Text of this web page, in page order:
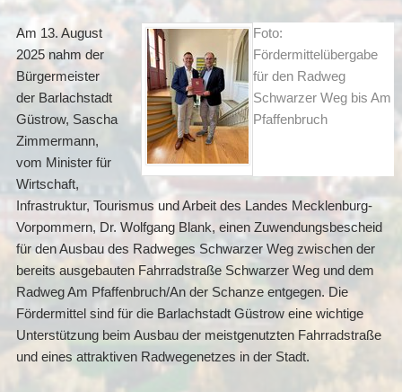
Foto:
Fördermittelübergabe
für den Radweg
Schwarzer Weg bis Am
Pfaffenbruch
Am 13. August
2025 nahm der
Bürgermeister
der Barlachstadt
Güstrow, Sascha
Zimmermann,
vom Minister für
Wirtschaft,
Infrastruktur, Tourismus und Arbeit des Landes Mecklenburg-
Vorpommern, Dr. Wolfgang Blank, einen Zuwendungsbescheid
für den Ausbau des Radweges Schwarzer Weg zwischen der
bereits ausgebauten Fahrradstraße Schwarzer Weg und dem
Radweg Am Pfaffenbruch/An der Schanze entgegen. Die
Fördermittel sind für die Barlachstadt Güstrow eine wichtige
Unterstützung beim Ausbau der meistgenutzten Fahrradstraße
und eines attraktiven Radwegenetzes in der Stadt.